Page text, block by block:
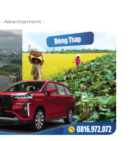
- Advertisement -